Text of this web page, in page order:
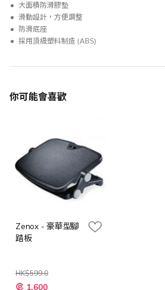
大面積防滑膠墊
滑動設計，方便調整
防滑底座
採用頂級塑料制造 (ABS)
你可能會喜歡
Zenox - 豪華型腳
踏板
HK$599.0
特 1,600